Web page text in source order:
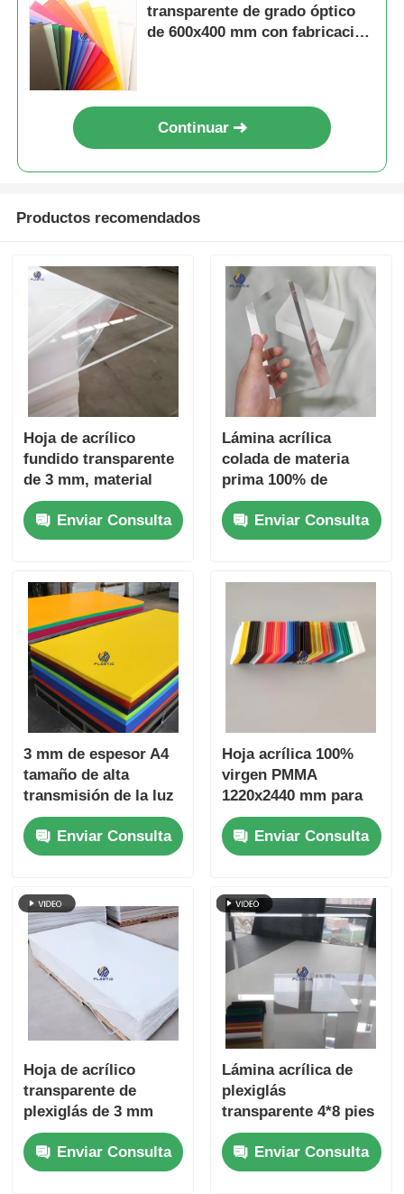
transparente de grado óptico
de 600x400 mm con fabricación
Continuar
Productos recomendados
Hoja de acrílico
fundido transparente
de 3 mm, material
100% virgen material
publicitario
Enviar Consulta
Lámina acrílica
colada de materia
prima 100% de
1280*1850mm /
Lámina de vidrio
orgánico de
Enviar Consulta
3 mm de espesor A4
tamaño de alta
transmisión de la luz
hoja de acrílico
transparente panel
PMMA para
artesanía
Enviar Consulta
Hoja acrílica 100%
virgen PMMA
1220x2440 mm para
un rendimiento
superior de corte por
láser
Enviar Consulta
Hoja de acrílico
transparente de
plexiglás de 3 mm
Enviar Consulta
Lámina acrílica de
plexiglás
transparente 4*8 pies
1250*2450 mm lámina
acrílica transparente
Enviar Consulta